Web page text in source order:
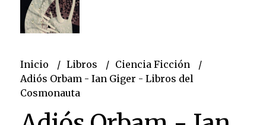
Inicio Libros
Ciencia Ficción
Adiós Orbam - Ian Giger - Libros del
Cosmonauta